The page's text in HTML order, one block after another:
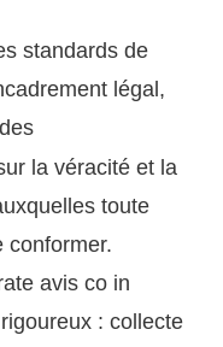
standards de
légal,
la véracité et la
toute
conformer.
avis co in
: collecte